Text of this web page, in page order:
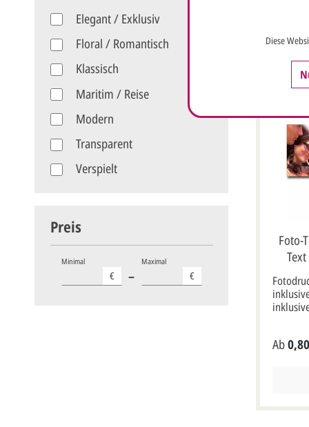
Elegant / Exklusiv
Floral / Romantisch
Klassisch
Maritim / Reise
Modern
Transparent
Verspielt
Preis
Minimal
€ –
Maximal
€
Foto. Passende Menükarte Bestell-Nr.:
Foto-
gestaltet. Passende
Ab
Diese